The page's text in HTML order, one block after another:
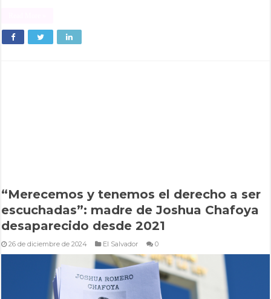
“Merecemos y tenemos el derecho a ser
escuchadas”: madre de Joshua Chafoya
desaparecido desde 2021
26 de diciembre de 2024 El Salvador 0